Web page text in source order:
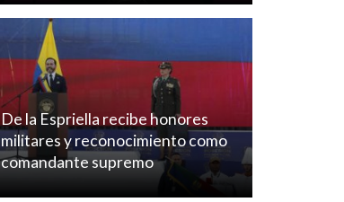
De la Espriella recibe honores
militares y reconocimiento como
comandante supremo